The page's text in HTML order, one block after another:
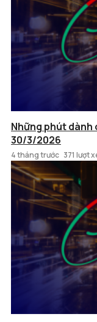
Những phút
30/3/2026
4 tháng trước 371 lượt